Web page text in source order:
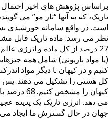
براساس پژوهش های اخیر احتمال
تاریک، که به آنها “تار مو” می
است. در واقع سامانه خورشیدی
نظر می رسد. ماده تاریک قابل
27 درصد از کل ماده و انرژی
(یا مواد باریونی) شامل همه
کیهان را
می دهد. انرژی تاریک یک پدیده
جهان در حال گسترش ما ایجاد